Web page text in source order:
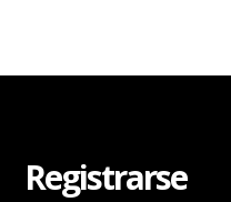
Registrarse